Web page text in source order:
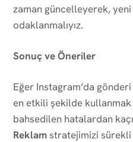
zaman güncelleyerek,
odaklanmalıyız.
Sonuç ve Öneriler
Eğer Instagram’da
en etkili şekilde
bahsedilen hatalardan
Reklamstratejimizi